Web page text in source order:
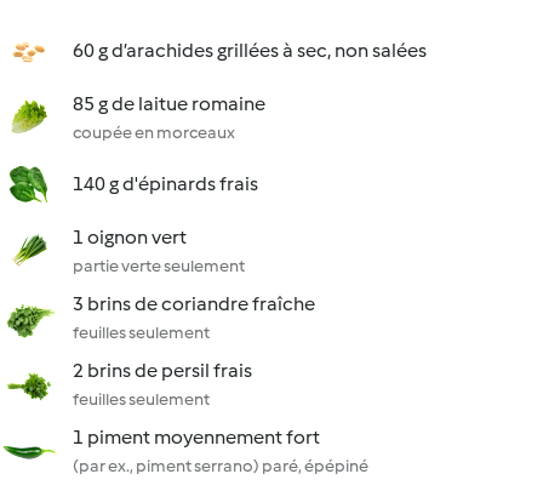
60 g d’arachides grillées à sec, non salées
85 g de laitue romaine
coupée en morceaux
140 g d'épinards frais
1 oignon vert
partie verte seulement
3 brins de coriandre fraîche
feuilles seulement
2 brins de persil frais
feuilles seulement
1 piment moyennement fort
(par ex., piment serrano) paré, épépiné